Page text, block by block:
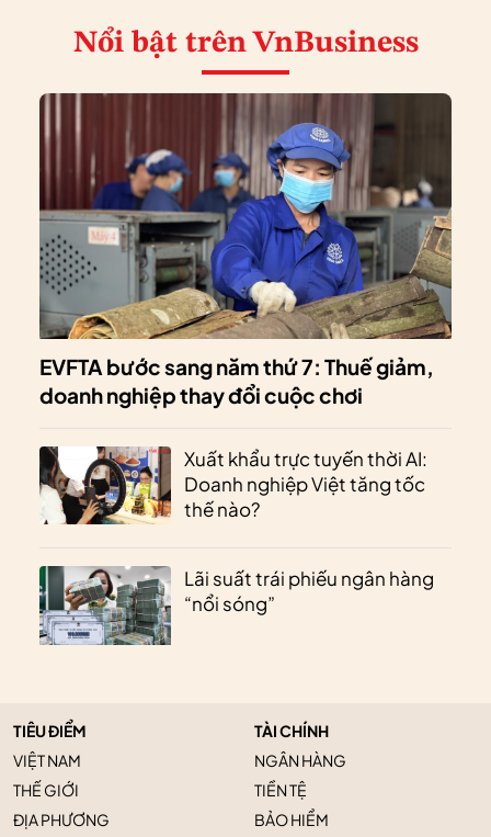
Nổi bật trên VnBusiness
EVFTA bước sang năm thứ 7: Thuế giảm,
doanh nghiệp thay đổi cuộc chơi
Xuất khẩu trực tuyến thời AI:
Doanh nghiệp Việt tăng tốc
thế nào?
Lãi suất trái phiếu ngân hàng
“nổi sóng”
TIÊU ĐIỂM
VIỆT NAM
THẾ GIỚI
ĐỊA PHƯƠNG
TÀI CHÍNH
NGÂN HÀNG
TIỀN TỆ
BẢO HIỂM